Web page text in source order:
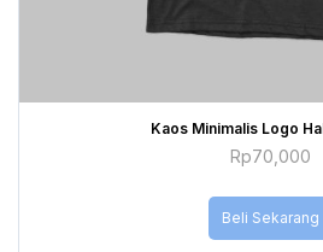
Kaos Minimalis Logo
Rp70,000
Beli Sekarang